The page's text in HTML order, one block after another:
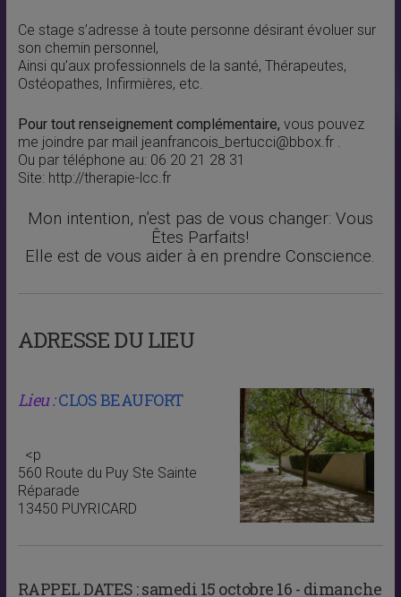
Ce stage s’adresse à toute personne désirant évoluer sur
son chemin personnel,
Ainsi qu’aux professionnels de la santé, Thérapeutes,
Ostéopathes, Infirmières, etc.
Pour tout renseignement complémentaire, vous pouvez
me joindre par mail jeanfrancois_bertucci@bbox.fr .
Ou par téléphone au: 06 20 21 28 31
Site: http://therapie-lcc.fr
Mon intention, n’est pas de vous changer: Vous
Êtes Parfaits!
Elle est de vous aider à en prendre Conscience.
ADRESSE DU LIEU
Lieu :CLOS BEAUFORT
<p
560 Route du Puy Ste Sainte
Réparade
13450 PUYRICARD
RAPPEL DATES :samedi 15 octobre 16 - dimanche